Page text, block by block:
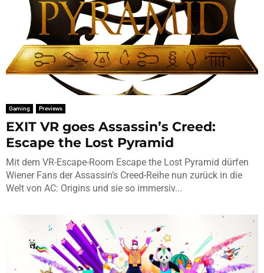
Gaming Previews
EXIT VR goes Assassin’s Creed:
Escape the Lost Pyramid
Mit dem VR-Escape-Room Escape the Lost Pyramid dürfen
Wiener Fans der Assassin’s Creed-Reihe nun zurück in die
Welt von AC: Origins und sie so immersiv...